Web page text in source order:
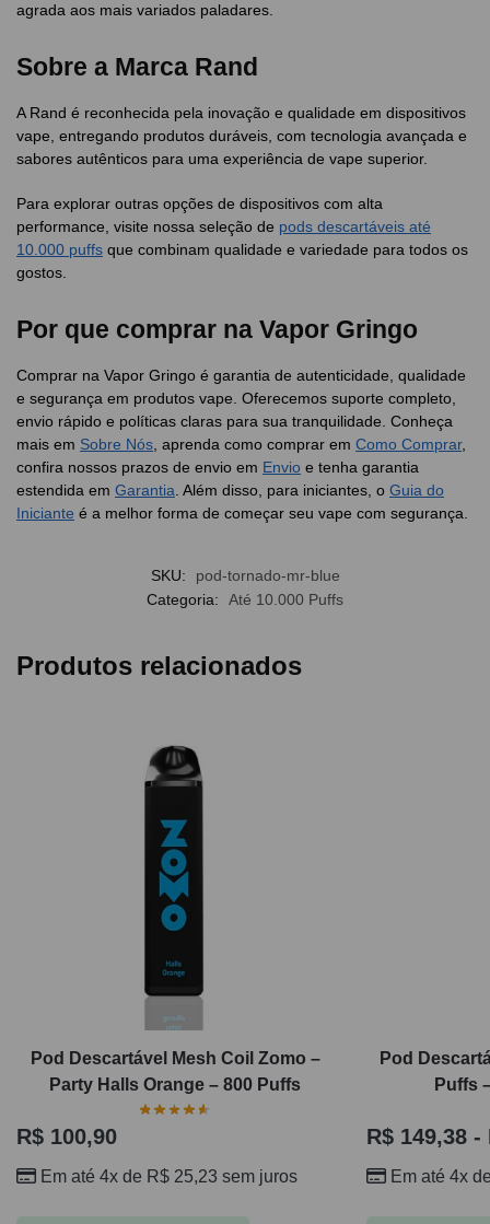
agrada aos mais variados paladares.
Sobre a Marca Rand
A Rand é reconhecida pela inovação e qualidade em dispositivos
vape, entregando produtos duráveis, com tecnologia avançada e
sabores autênticos para uma experiência de vape superior.
Para explorar outras opções de dispositivos com alta
performance, visite nossa seleção de pods descartáveis até
10.000 puffs que combinam qualidade e variedade para todos os
gostos.
Por que comprar na Vapor Gringo
Comprar na Vapor Gringo é garantia de autenticidade, qualidade
e segurança em produtos vape. Oferecemos suporte completo,
envio rápido e políticas claras para sua tranquilidade. Conheça
mais em Sobre Nós , aprenda como comprar em Como Comprar,
confira nossos prazos de envio em Envio e tenha garantia
estendida em Garantia . Além disso, para iniciantes, o Guia do
Iniciante é a melhor forma de começar seu vape com segurança.
SKU:
pod-tornado-mr-blue
Categoria:
Até 10.000 Puffs
Produtos relacionados
Pod Descartável Mesh Coil Zomo –
Party Halls Orange – 800 Puffs
R$ 100,90
Em até 4x de R$ 25,23 sem juros
Pod
Puffs
R$ 149,38 -
Em até 4x